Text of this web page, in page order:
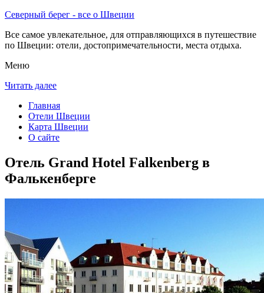
Северный берег - все о Швеции
Все самое увлекательное, для отправляющихся в путешествие
по Швеции: отели, достопримечательности, места отдыха.
Меню
Читать далее
Главная
Отели Швеции
Карта Швеции
О сайте
Отель Grand Hotel Falkenberg в
Фалькенберге